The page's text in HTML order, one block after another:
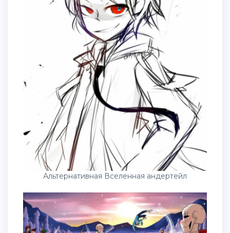
Альтернативная Вселенная андертейл